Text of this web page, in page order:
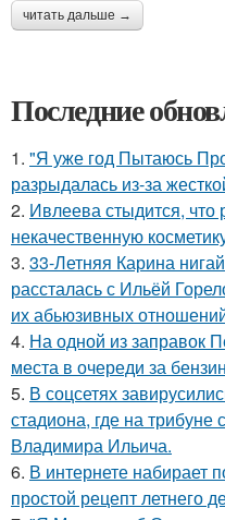
читать дальше →
Последние
1. "Я уже год Пытаюсь
разрыдалась из-за
2. Ивлеева стыдится, что
некачественную
3. 33-Летняя Карина
рассталась с Ильёй
их абьюзивных
4. На одной из заправок
места в очереди за
5. В соцсетях
стадиона, где на
Владимира Ильича.
6. В интернете набирает
простой рецепт летнего